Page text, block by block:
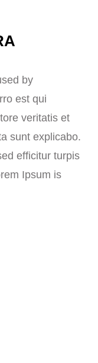
by
est qui
veritatis et
sunt explicabo.
efficitur turpis
Ipsum is